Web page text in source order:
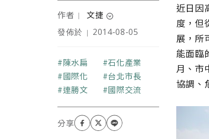
作者 ｜ 文捷 expand_circle_down
國際政經研究編輯、文字
發佈於 ｜ 2014-08-05
關鍵字
陳水扁
石化產業
國際化
台北市長
連勝文
國際交流
近日因
度，但
展，所
能面臨
月、市
協調、